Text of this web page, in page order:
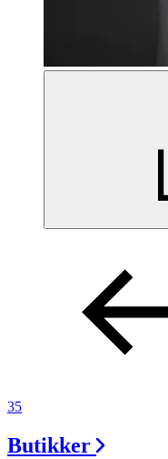
35
Butikker